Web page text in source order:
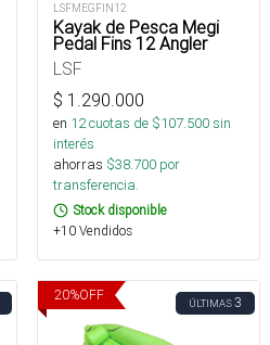
LSFMEGFIN12
Kayak de Pesca Megi
Pedal Fins 12 Angler
LSF
$ 1.290.000
en 12cuotas de $107.500sin
interés
ahorras $38.700 por
transferencia.
Stock disponible
+10 Vendidos
20%OFF
ÚLTIMAS3